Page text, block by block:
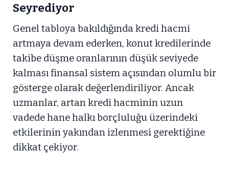
Seyrediyor
Genel tabloya bakıldığında kredi hacmi
artmaya devam ederken, konut kredilerinde
takibe düşme oranlarının düşük seviyede
kalması finansal sistem açısından olumlu bir
gösterge olarak değerlendiriliyor. Ancak
uzmanlar, artan kredi hacminin uzun
vadede hane halkı borçluluğu üzerindeki
etkilerinin yakından izlenmesi gerektiğine
dikkat çekiyor.